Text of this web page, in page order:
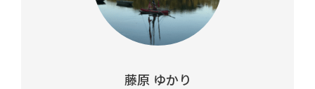
藤原 ゆかり